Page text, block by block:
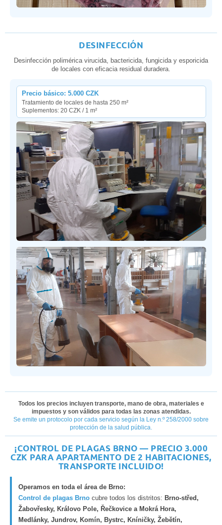
DESINFECCIÓN
Desinfección polimérica virucida, bactericida, fungicida y esporicida
de locales con eficacia residual duradera.
Precio básico: 5.000 CZK
Tratamiento de locales de hasta 250 m²
Suplementos: 20 CZK / 1 m²
Todos los precios incluyen transporte, mano de obra, materiales e
impuestos y son válidos para todas las zonas atendidas.
Se emite un protocolo por cada servicio según la Ley n.º 258/2000 sobre
protección de la salud pública.
¡CONTROL DE PLAGAS BRNO — PRECIO 3.000
CZK PARA APARTAMENTO DE 2 HABITACIONES,
TRANSPORTE INCLUIDO!
Operamos en toda el área de Brno:
Control de plagas Brnocubre todos los distritos: Brno-střed,
Žabovřesky, Královo Pole, Řečkovice a Mokrá Hora,
Medlánky, Jundrov, Komín, Bystrc, Kníničky, Žebětín,